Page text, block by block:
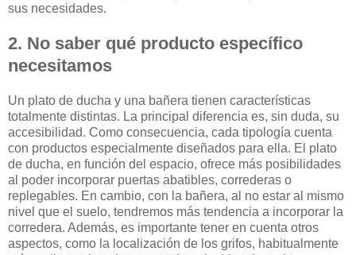
sus necesidades.
2. No saber qué producto específico
necesitamos
Un plato de ducha y una bañera tienen características
totalmente distintas. La principal diferencia es, sin duda, su
accesibilidad. Como consecuencia, cada tipología cuenta
con productos especialmente diseñados para ella. El plato
de ducha, en función del espacio, ofrece más posibilidades
al poder incorporar puertas abatibles, correderas o
replegables. En cambio, con la bañera, al no estar al mismo
nivel que el suelo, tendremos más tendencia a incorporar la
corredera. Además, es importante tener en cuenta otros
aspectos, como la localización de los grifos, habitualmente